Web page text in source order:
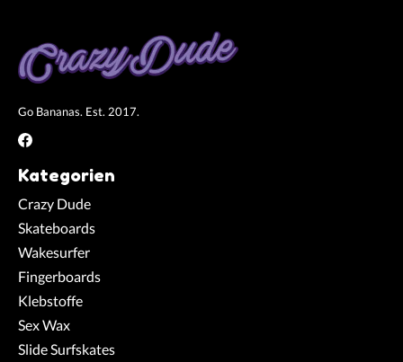
Go Bananas. Est. 2017.
Kategorien
Crazy Dude
Skateboards
Wakesurfer
Fingerboards
Klebstoffe
Sex Wax
Slide Surfskates